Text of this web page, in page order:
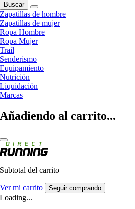
Buscar
Zapatillas de hombre
Zapatillas de mujer
Ropa Hombre
Ropa Mujer
Trail
Senderismo
Equipamiento
Nutrición
Liquidación
Marcas
Añadiendo al carrito...
Subtotal del carrito
Ver mi carrito Seguir comprando
Loading...